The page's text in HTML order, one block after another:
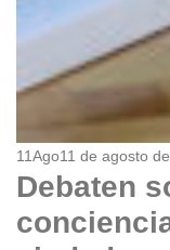
11Ago11 de agosto
Debaten